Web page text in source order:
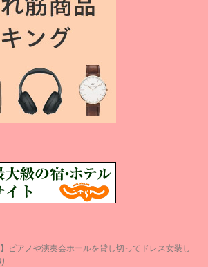
ピアノや演奏会ホールを貸し切ってドレス女装し